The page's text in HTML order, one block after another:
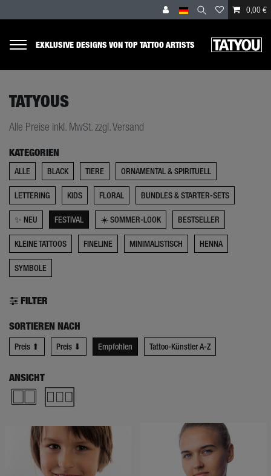
0,00 €
EXKLUSIVE DESIGNS VON TOP TATTOO ARTISTS
TATYOUS
Alle Preise inkl. MwSt. zzgl. Versand
KATEGORIEN
ALLE BLACK TIERE ORNAMENTAL & SPIRITUELL
LETTERING KIDS FLORAL BUNDLES & STARTER-SETS
✨ NEU FESTIVAL ☀️ SOMMER-LOOK BESTSELLER
KLEINE TATTOOS FINELINE MINIMALISTISCH HENNA
SYMBOLE
FILTER
SORTIEREN NACH
Empfohlen
Preis ⬆ Preis ⬇ Tattoo-Künstler A-Z
ANSICHT